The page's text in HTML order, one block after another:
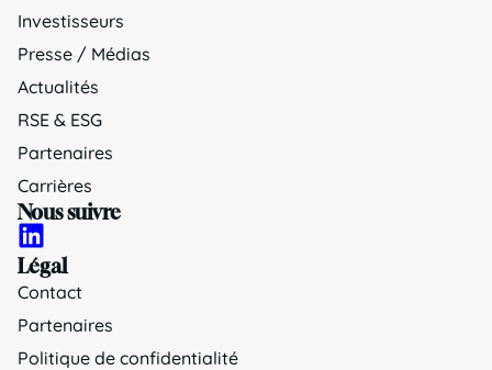
Investisseurs
Presse / Médias
Actualités
RSE & ESG
Partenaires
Carrières
Nous suivre
Légal
Contact
Partenaires
Politique de confidentialité